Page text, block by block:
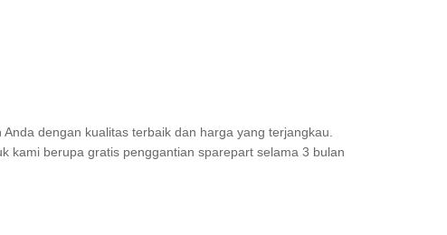
dengan kualitas terbaik dan harga yang terjangkau.
kami berupa gratis penggantian sparepart selama 3 bulan